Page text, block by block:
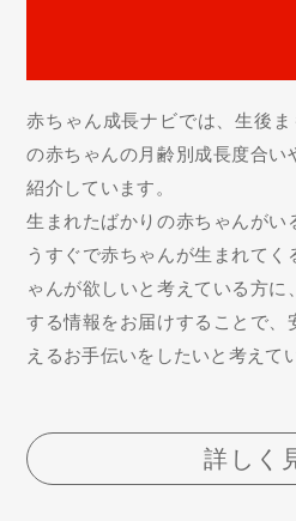
赤ちゃん成長ナビでは、生後
の赤ちゃんの月齢別成長度合い
紹介しています。
生まれたばかりの赤ちゃんがい
うすぐで赤ちゃんが生まれてく
ゃんが欲しいと考えている方に
する情報をお届けすることで、
えるお手伝いをしたいと考えて
詳しく